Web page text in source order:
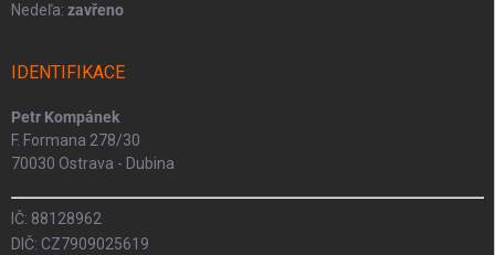
Nedeľa: zavřeno
IDENTIFIKACE
Petr Kompánek
F. Formana 278/30
70030 Ostrava - Dubina
IČ: 88128962
DIČ: CZ7909025619